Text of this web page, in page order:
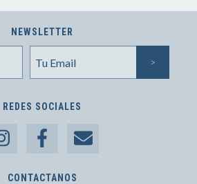
NEWSLETTER
REDES SOCIALES
CONTACTANOS